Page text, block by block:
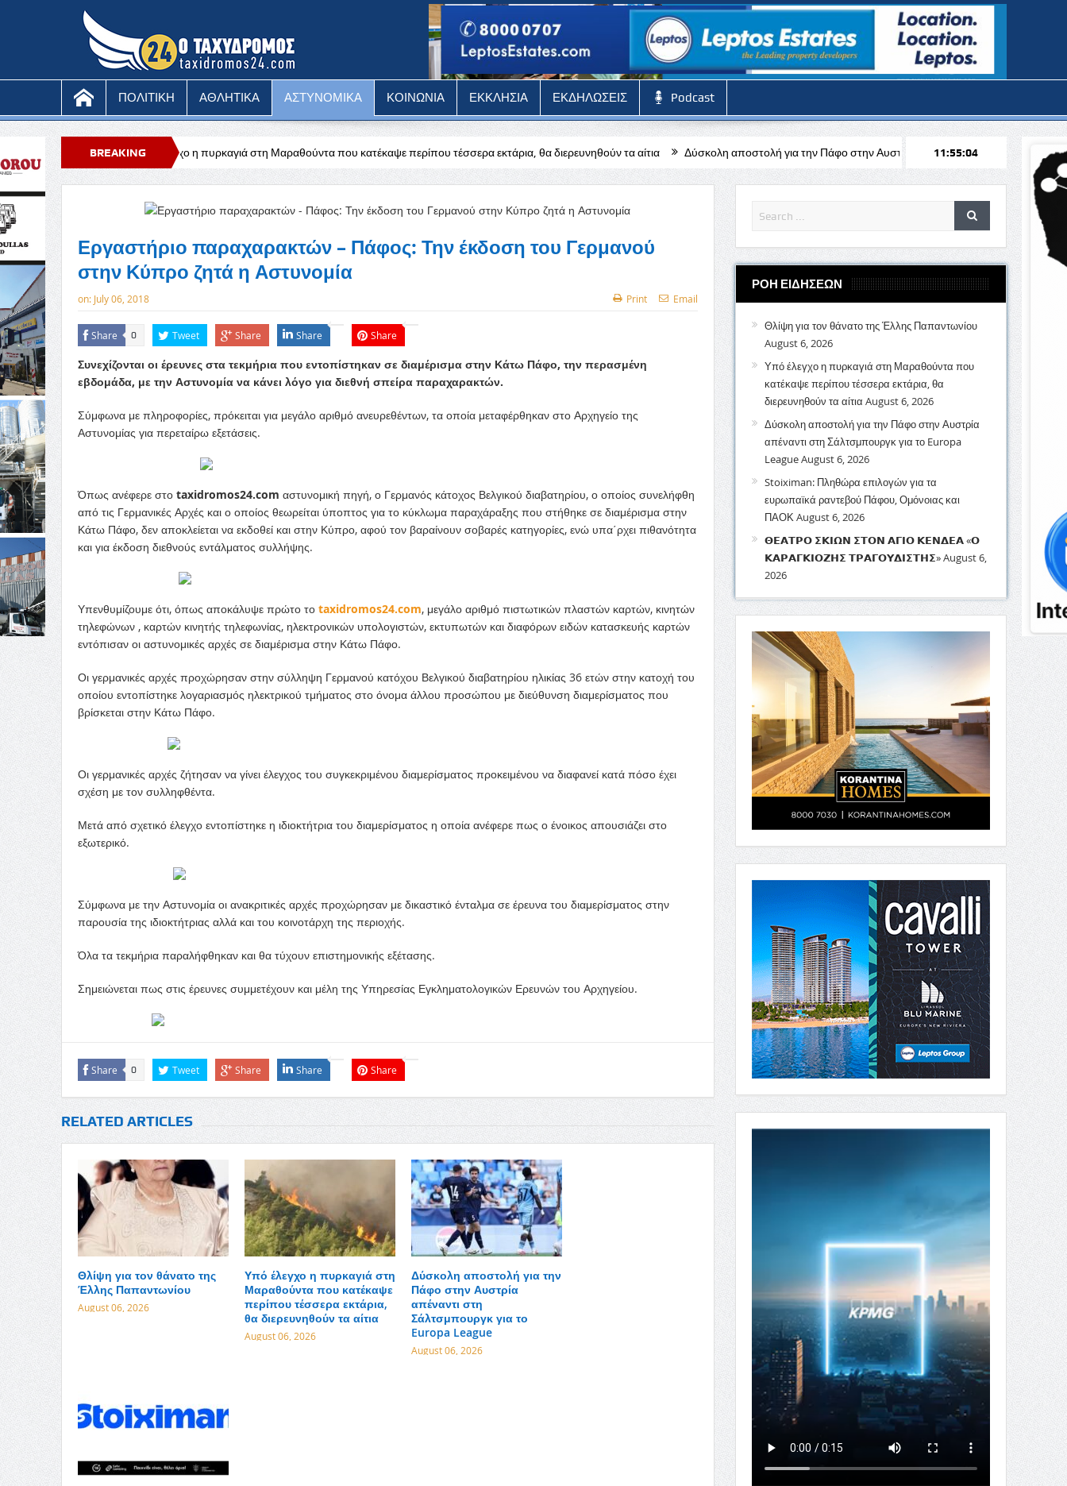
ΠΟΛΙΤΙΚΗ ΑΘΛΗΤΙΚΑ ΑΣΤΥΝΟΜΙΚΑ ΚΟΙΝΩΝΙΑ ΕΚΚΛΗΣΙΑ ΕΚΔΗΛΩΣΕΙΣ Podcast
BREAKING
NEWS
Υπό έλεγχο η πυρκαγιά στη Μαραθούντα που κατέκαψε περίπου τέσσερα εκτάρια, θα διερευνηθούν τα αίτια Δύσκολη αποστολή για την Πάφο στην Αυστρία απέναντι στη Σάλτσμπουργκ για το Europa League
11:55:06
Εργαστήριο παραχαρακτών – Πάφος: Την έκδοση του Γερμανού
στην Κύπρο ζητά η Αστυνομία
on: July 06, 2018 Print Email
Share 0 Tweet Share Share Share
Συνεχίζονται οι έρευνες στα τεκμήρια που εντοπίστηκαν σε διαμέρισμα στην Κάτω Πάφο, την περασμένη
εβδομάδα, με την Αστυνομία να κάνει λόγο για διεθνή σπείρα παραχαρακτών.
Σύμφωνα με πληροφορίες, πρόκειται για μεγάλο αριθμό ανευρεθέντων, τα οποία μεταφέρθηκαν στο Αρχηγείο της
Αστυνομίας για περεταίρω εξετάσεις.
Όπως ανέφερε στοtaxidromos24.com αστυνομική πηγή, ο Γερμανός κάτοχος Βελγικού διαβατηρίου, ο οποίος συνελήφθη
από τις Γερμανικές Αρχές και ο οποίος θεωρείται ύποπτος για το κύκλωμα παραχάραξης που στήθηκε σε διαμέρισμα στην
Κάτω Πάφο, δεν αποκλείεται να εκδοθεί και στην Κύπρο, αφού τον βαραίνουν σοβαρές κατηγορίες, ενώ υπα΄ρχει πιθανότητα
και για έκδοση διεθνούς εντάλματος συλλήψης.
Υπενθυμίζουμε ότι, όπως αποκάλυψε πρώτο το taxidromos24.com, μεγάλο αριθμό πιστωτικών πλαστών καρτών, κινητών
τηλεφώνων , καρτών κινητής τηλεφωνίας, ηλεκτρονικών υπολογιστών, εκτυπωτών και διαφόρων ειδών κατασκευής καρτών
εντόπισαν οι αστυνομικές αρχές σε διαμέρισμα στην Κάτω Πάφο.
Οι γερμανικές αρχές προχώρησαν στην σύλληψη Γερμανού κατόχου Βελγικού διαβατηρίου ηλικίας 36 ετών στην κατοχή του
οποίου εντοπίστηκε λογαριασμός ηλεκτρικού τμήματος στο όνομα άλλου προσώπου με διεύθυνση διαμερίσματος που
βρίσκεται στην Κάτω Πάφο.
Οι γερμανικές αρχές ζήτησαν να γίνει έλεγχος του συγκεκριμένου διαμερίσματος προκειμένου να διαφανεί κατά πόσο έχει
σχέση με τον συλληφθέντα.
Μετά από σχετικό έλεγχο εντοπίστηκε η ιδιοκτήτρια του διαμερίσματος η οποία ανέφερε πως ο ένοικος απουσιάζει στο
εξωτερικό.
Σύμφωνα με την Αστυνομία οι ανακριτικές αρχές προχώρησαν με δικαστικό ένταλμα σε έρευνα του διαμερίσματος στην
παρουσία της ιδιοκτήτριας αλλά και του κοινοτάρχη της περιοχής.
Όλα τα τεκμήρια παραλήφθηκαν και θα τύχουν επιστημονικής εξέτασης.
Σημειώνεται πως στις έρευνες συμμετέχουν και μέλη της Υπηρεσίας Εγκληματολογικών Ερευνών του Αρχηγείου.
Share 0 Tweet Share Share Share
RELATED ARTICLES
Θλίψη για τον θάνατο της
Έλλης Παπαντωνίου
August 06, 2026
Υπό έλεγχο η πυρκαγιά στη
Μαραθούντα που κατέκαψε
περίπου τέσσερα εκτάρια,
θα διερευνηθούν τα αίτια
August 06, 2026
Δύσκολη αποστολή για την
Πάφο στην Αυστρία
απέναντι στη
Σάλτσμπουργκ για το
Europa League
August 06, 2026
ΡΟΗ ΕΙΔΗΣΕΩΝ
Θλίψη για τον θάνατο της Έλλης Παπαντωνίου
August 6, 2026
Υπό έλεγχο η πυρκαγιά στη Μαραθούντα που
κατέκαψε περίπου τέσσερα εκτάρια, θα
διερευνηθούν τα αίτια August 6, 2026
Δύσκολη αποστολή για την Πάφο στην Αυστρία
απέναντι στη Σάλτσμπουργκ για το Europa
LeagueAugust 6, 2026
Stoiximan: Πληθώρα επιλογών για τα
ευρωπαϊκά ραντεβού Πάφου, Ομόνοιας και
ΠΑΟΚAugust 6, 2026
𝝝𝝚𝝖𝝩𝝦𝝤 𝝨𝝟𝝞𝝮𝝢 𝝨𝝩𝝤𝝢 𝝖𝝘𝝞𝝤 𝝟𝝚𝝢𝝙𝝚𝝖 «𝝤
𝝟𝝖𝝦𝝖𝝘𝝟𝝞𝝤𝝛𝝜𝝨 𝝩𝝦𝝖𝝘𝝤𝝪𝝙𝝞𝝨𝝩𝝜𝝨»August 6,
2026